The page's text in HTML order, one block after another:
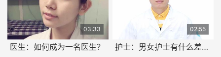
03:33
医生：如何成为一名医生？
02:55
护士：男女护士有什么差异？